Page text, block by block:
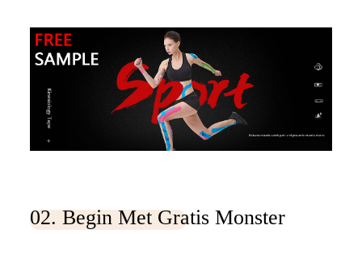
02. Begin Met Gratis Monster